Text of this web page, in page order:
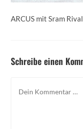
ARCUS mit Sram
Schreibe einen